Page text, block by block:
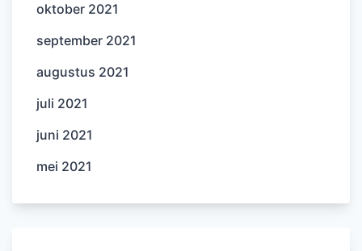
oktober 2021
september 2021
augustus 2021
juli 2021
juni 2021
mei 2021